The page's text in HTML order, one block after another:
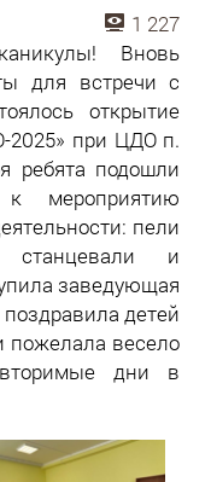
1 227
Вновь
для встречи с
открытие
2025» при ЦДО п.
ребята подошли
к мероприятию
пели
станцевали и
заведующая
детей
пожелала весело
дни в